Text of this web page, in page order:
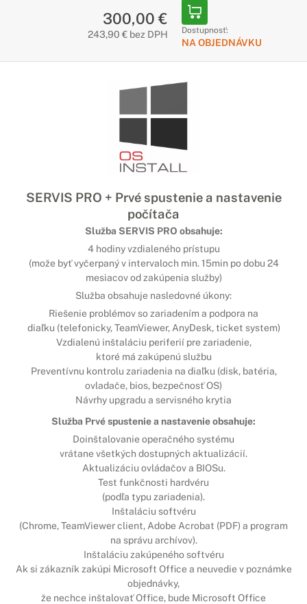
300,00 €
243,90 € bez DPH Dostupnosť:
NA OBJEDNÁVKU
SERVIS PRO + Prvé spustenie a nastavenie
počítača
Služba SERVIS PRO obsahuje:
4 hodiny vzdialeného prístupu
(može byť vyčerpaný v intervaloch min. 15min po dobu 24
mesiacov od zakúpenia služby)
Služba obsahuje nasledovné úkony:
Riešenie problémov so zariadením a podpora na
diaľku (telefonicky, TeamViewer, AnyDesk, ticket system)
Vzdialenú inštaláciu periferií pre zariadenie,
ktoré má zakúpenú službu
Preventívnu kontrolu zariadenia na diaľku (disk, batéria,
ovladače, bios, bezpečnosť OS)
Návrhy upgradu a servisného krytia
Služba Prvé spustenie a nastavenie obsahuje:
Doinštalovanie operačného systému
vrátane všetkých dostupných aktualizácií.
Aktualizáciu ovládačov a BIOSu.
Test funkčnosti hardvéru
(podľa typu zariadenia).
Inštaláciu softvéru
(Chrome, TeamViewer client, Adobe Acrobat (PDF) a program
na správu archívov).
Inštaláciu zakúpeného softvéru
Ak si zákazník zakúpi Microsoft Office a neuvedie v poznámke
objednávky,
že nechce inštalovať Office, bude Microsoft Office